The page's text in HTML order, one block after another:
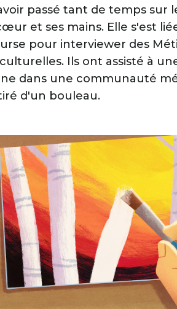
passé tant de temps sur
et ses mains. Elle s'est
pour interviewer des
Ils ont assisté à
dans une communauté
d'un bouleau.